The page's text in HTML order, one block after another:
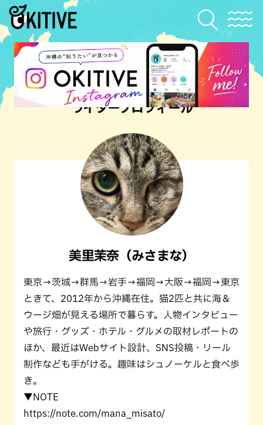
ライタープロフィール
美里茉奈（みさまな）
東京→茨城→群馬→岩手→福岡→大阪→福岡→東京
ときて、2012年から沖縄在住。猫2匹と共に海＆
ウージ畑が見える場所で暮らす。人物インタビュー
や旅行・グッズ・ホテル・グルメの取材レポートの
ほか、最近はWebサイト設計、SNS投稿・リール
制作なども手がける。趣味はシュノーケルと食べ歩
き。
▼NOTE
https://note.com/mana_misato/